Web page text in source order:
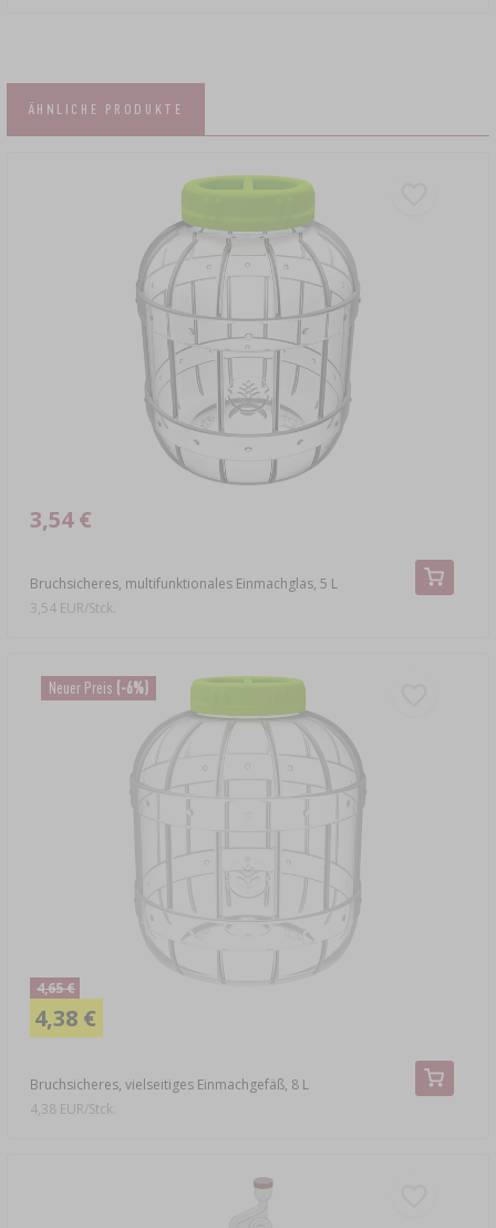
ÄHNLICHE PRODUKTE
Bruchsicheres, multifunktionales Einmachglas, 5 L
3,54 €
3,54 EUR/Stck.
Neuer Preis (-6%)
Bruchsicheres, vielseitiges Einmachgefäß, 8 L
4,65 €
4,38 €
4,38 EUR/Stck.